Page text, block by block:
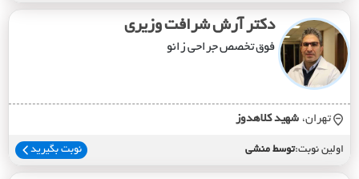
دکتر آرش شرافت وزیری
فوق تخصص جراحی زانو
تهران، شهيد کلاهدوز
اولین نوبت:توسط منشی نوبت بگیرید